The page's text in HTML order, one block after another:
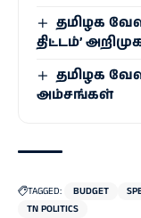
தமிழக
திட்டம்’
தமிழக
அம்சங்கள்
TAGGED: BUDGET
TN POLITICS